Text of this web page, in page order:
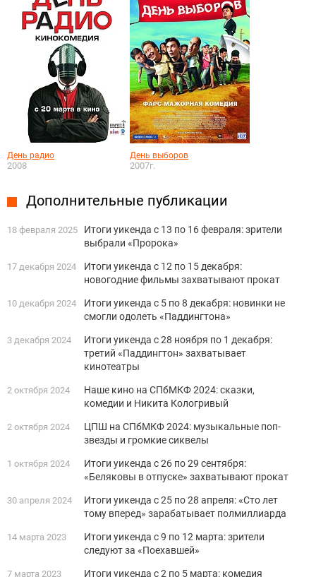
День радио
2008
День выборов
2007г.
Дополнительные публикации
18 февраля 2025
Итоги уикенда с 13 по 16 февраля: зрители
выбрали «Пророка»
17 декабря 2024
Итоги уикенда с 12 по 15 декабря:
новогодние фильмы захватывают прокат
10 декабря 2024
Итоги уикенда с 5 по 8 декабря: новинки не
смогли одолеть «Паддингтона»
3 декабря 2024
Итоги уикенда с 28 ноября по 1 декабря:
третий «Паддингтон» захватывает
кинотеатры
2 октября 2024
Наше кино на СПбМКФ 2024: сказки,
комедии и Никита Кологривый
2 октября 2024
ЦПШ на СПбМКФ 2024: музыкальные поп-
звезды и громкие сиквелы
1 октября 2024
Итоги уикенда с 26 по 29 сентября:
«Беляковы в отпуске» захватывают прокат
30 апреля 2024
Итоги уикенда с 25 по 28 апреля: «Сто лет
тому вперед» зарабатывает полмиллиарда
14 марта 2023
Итоги уикенда с 9 по 12 марта: зрители
следуют за «Поехавшей»
7 марта 2023 Итоги уикенда с 2 по 5 марта: комедия